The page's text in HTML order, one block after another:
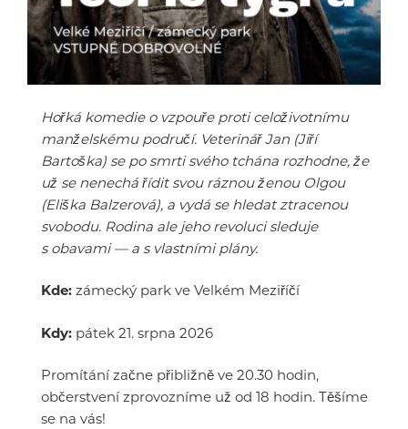
Hořká komedie o vzpouře proti celoživotnímu
manželskému područí. Veterinář Jan (Jiří
Bartoška) se po smrti svého tchána rozhodne, že
už se nenechá řídit svou ráznou ženou Olgou
(Eliška Balzerová), a vydá se hledat ztracenou
svobodu. Rodina ale jeho revoluci sleduje
s obavami — a s vlastními plány.
Kde: zámecký park ve Velkém Meziříčí
Kdy: pátek 21. srpna 2026
Promítání začne přibližně ve 20.30 hodin,
občerstvení zprovozníme už od 18 hodin. Těšíme
se na vás!